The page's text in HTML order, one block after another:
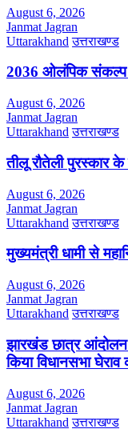
August 6, 2026
Janmat Jagran
Uttarakhand उत्तराखण्ड
2036 ओलंपिक संकल्प
August 6, 2026
Janmat Jagran
Uttarakhand उत्तराखण्ड
तीलू रौतेली पुरस्कार
August 6, 2026
Janmat Jagran
Uttarakhand उत्तराखण्ड
मुख्यमंत्री धामी से
August 6, 2026
Janmat Jagran
Uttarakhand उत्तराखण्ड
झारखंड छात्र आंदोलन
किया विधानसभा घेराव
August 6, 2026
Janmat Jagran
Uttarakhand उत्तराखण्ड